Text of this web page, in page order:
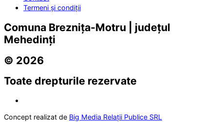
Termeni și condiții
Comuna Breznița-Motru | județul
Mehedinți
© 2026
Toate drepturile rezervate
Concept realizat de Big Media Relații Publice SRL